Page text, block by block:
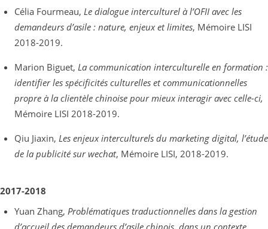
Célia Fourmeau, Le dialogue interculturel à l’OFII avec les
demandeurs d’asile : nature, enjeux et limites, Mémoire LISI
2018-2019.
Marion Biguet, La communication interculturelle en formation :
identifier les spécificités culturelles et communicationnelles
propre à la clientèle chinoise pour mieux interagir avec celle-ci,
Mémoire LISI 2018-2019.
Qiu Jiaxin, Les enjeux interculturels du marketing digital, l’étude
de la publicité sur wechat, Mémoire LISI, 2018-2019.
2017-2018
Yuan Zhang, Problématiques traductionnelles dans la gestion
d’accueil des demandeurs d’asile chinois, dans un contexte